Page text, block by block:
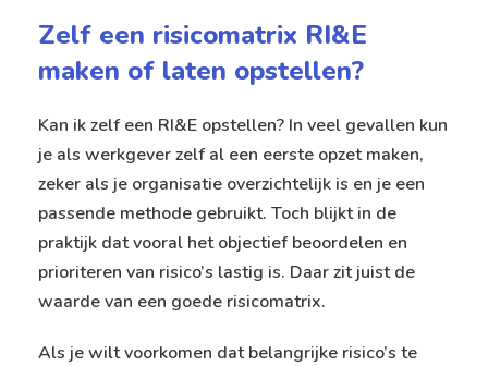
Zelf een risicomatrix RI&E
maken of laten opstellen?
Kan ik zelf een RI&E opstellen? In veel gevallen kun
je als werkgever zelf al een eerste opzet maken,
zeker als je organisatie overzichtelijk is en je een
passende methode gebruikt. Toch blijkt in de
praktijk dat vooral het objectief beoordelen en
prioriteren van risico’s lastig is. Daar zit juist de
waarde van een goede risicomatrix.
Als je wilt voorkomen dat belangrijke risico’s te